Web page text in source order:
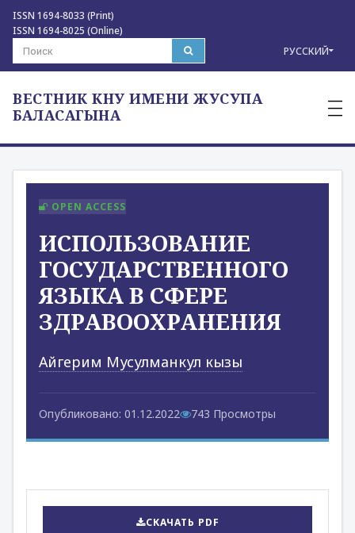
ISSN 1694-8033 (Print)
ISSN 1694-8025 (Online)
РУССКИЙ
ВЕСТНИК КНУ ИМЕНИ ЖУСУПА
БАЛАСАГЫНА
—
—
—
OPEN ACCESS
ИСПОЛЬЗОВАНИЕ
ГОСУДАРСТВЕННОГО
ЯЗЫКА В СФЕРЕ
ЗДРАВООХРАНЕНИЯ
Айгерим Мусулманкул кызы
Опубликовано: 01.12.2022 743 Просмотры
СКАЧАТЬ PDF